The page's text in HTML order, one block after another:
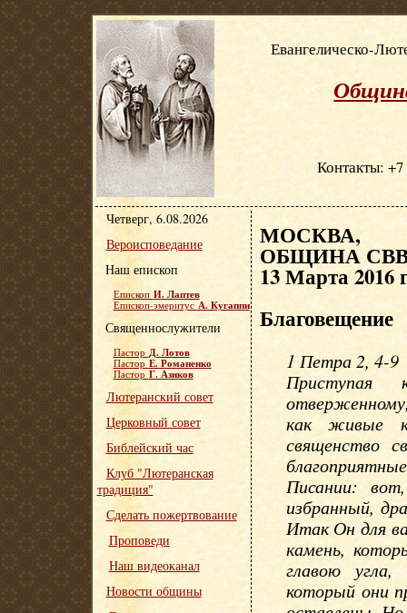
Евангелическо-
Контакты: +7
МОСКВА,
ОБЩИНА
13 Марта 2016
Благовещение
1 Петра 2, 4-9
как живые
священство
Писании:
избранный,
Итак Он для
камень,
главою
который они
Четверг, 6.08.2026
Вероисповедание
Наш епископ
Епископ И. Лаптев
Епископ-эмеритус А. Кугаппи
Священнослужители
Пастор Д. Лотов
Пастор Е. Романенко
Пастор Г. Азиков
Лютеранский совет
Церковный совет
Библейский час
Клуб "Лютеранская
традиция"
Сделать пожертвование
Проповеди
Наш видеоканал
Новости общины